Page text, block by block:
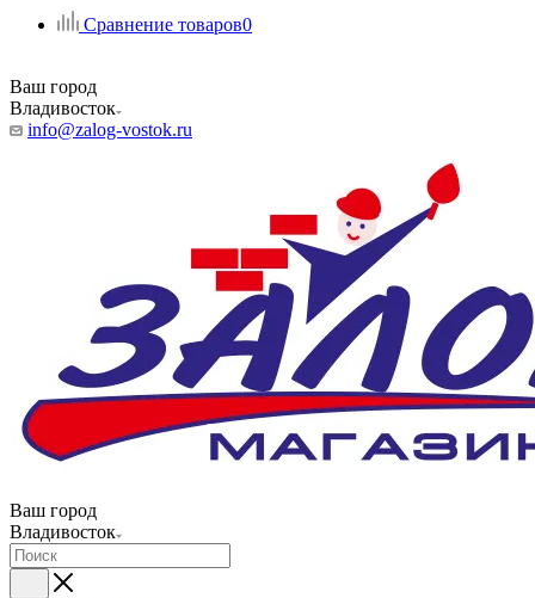
Сравнение товаров0
Ваш город
Владивосток
info@zalog-vostok.ru
Ваш город
Владивосток